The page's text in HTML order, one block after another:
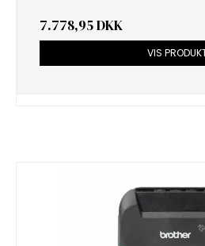
7.778,95 DKK
VIS